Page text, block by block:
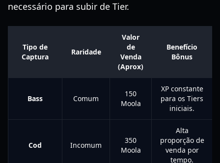
necessário para subir de Tier.
Tipo de
Captura
Raridade
Valor
de
Venda
(Aprox)
Benefício
Bônus
Bass Comum
150
Moola
XP constante
para os Tiers
iniciais.
Cod Incomum
350
Moola
Alta
proporção de
venda por
tempo.